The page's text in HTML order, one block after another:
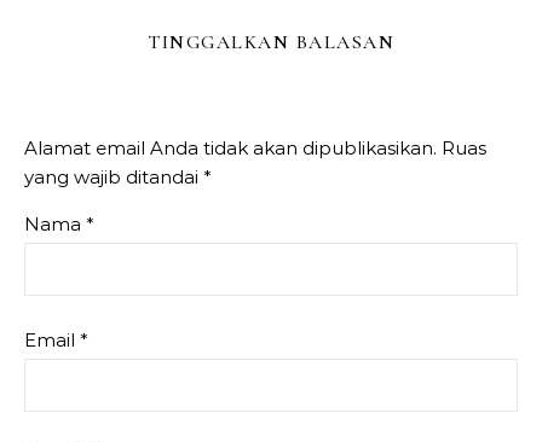
TINGGALKAN BALASAN
Alamat email Anda tidak akan dipublikasikan. Ruas
yang wajib ditandai *
Nama *
Email *